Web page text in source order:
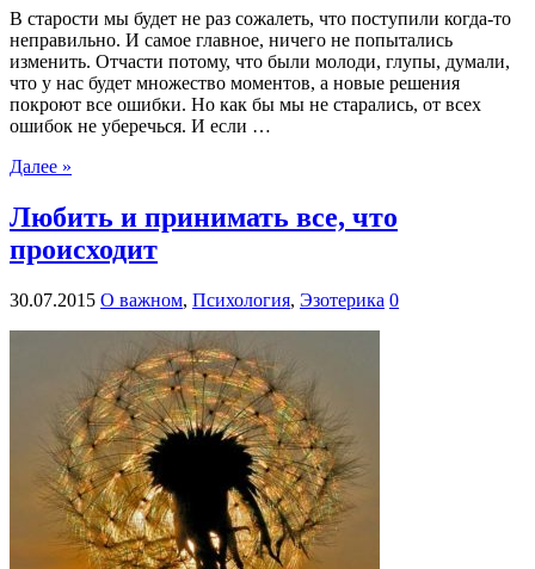
В старости мы будет не раз сожалеть, что поступили когда-то
неправильно. И самое главное, ничего не попытались
изменить. Отчасти потому, что были молоди, глупы, думали,
что у нас будет множество моментов, а новые решения
покроют все ошибки. Но как бы мы не старались, от всех
ошибок не уберечься. И если …
Далее »
Любить и принимать все, что
происходит
30.07.2015 О важном, Психология, Эзотерика 0